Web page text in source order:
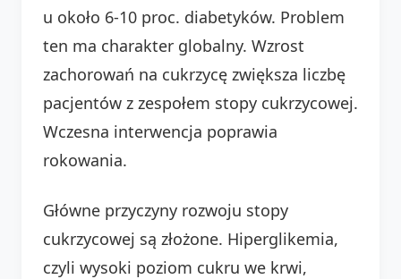
u około 6-10 proc. diabetyków. Problem
ten ma charakter globalny. Wzrost
zachorowań na cukrzycę zwiększa liczbę
pacjentów z zespołem stopy cukrzycowej.
Wczesna interwencja poprawia
rokowania.
Główne przyczyny rozwoju stopy
cukrzycowej są złożone. Hiperglikemia,
czyli wysoki poziom cukru we krwi,